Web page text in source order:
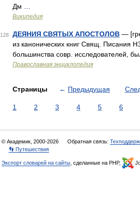
Дм …
Википедия
128 ДЕЯНИЯ СВЯТЫХ АПОСТОЛОВ —
из канонических книг Свящ. Писания
большинства совр. исследователей,
Православная энциклопедия
Страницы ← Предыдущая
1 2 3 4 5 6
© Академик, 2000-2026 Обратная связь:
👣 Путешествия
Экспорт словарей на сайты , сделанные на PHP,